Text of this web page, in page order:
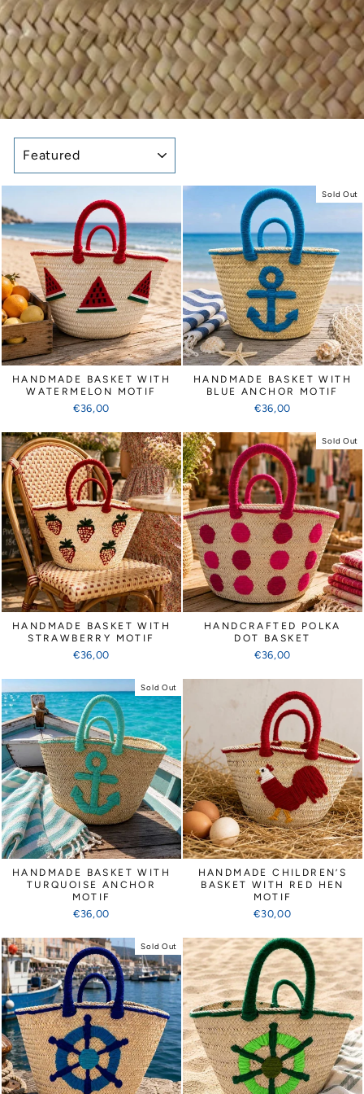
HANDMADE BASKET WITH
WATERMELON MOTIF
€36,00
Sold Out
HANDMADE BASKET WITH
BLUE ANCHOR MOTIF
€36,00
HANDMADE BASKET WITH
STRAWBERRY MOTIF
€36,00
Sold Out
HANDCRAFTED POLKA
DOT BASKET
€36,00
Sold Out
HANDMADE BASKET WITH
TURQUOISE ANCHOR
MOTIF
€36,00
HANDMADE CHILDREN’S
BASKET WITH RED HEN
MOTIF
€30,00
Sold Out